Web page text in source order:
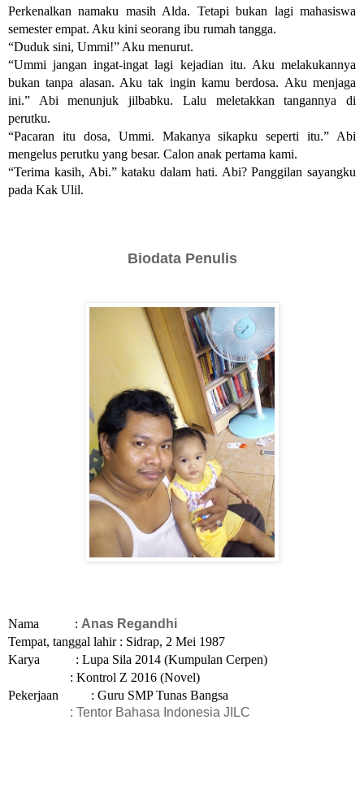
Perkenalkan namaku masih Alda. Tetapi bukan lagi mahasiswa
semester empat. Aku kini seorang ibu rumah tangga.
“Duduk sini, Ummi!” Aku menurut.
“Ummi jangan ingat-ingat lagi kejadian itu. Aku melakukannya
bukan tanpa alasan. Aku tak ingin kamu berdosa. Aku menjaga
ini.” Abi menunjuk jilbabku. Lalu meletakkan tangannya di
perutku.
“Pacaran itu dosa, Ummi. Makanya sikapku seperti itu.” Abi
mengelus perutku yang besar. Calon anak pertama kami.
“Terima kasih, Abi.” kataku dalam hati. Abi? Panggilan sayangku
pada Kak Ulil.
Biodata Penulis
Nama : Anas Regandhi
Tempat, tanggal lahir : Sidrap, 2 Mei 1987
Karya
: Lupa Sila 2014 (Kumpulan Cerpen)
: Kontrol Z 2016 (Novel)
Pekerjaan
: Guru SMP Tunas Bangsa
: Tentor Bahasa Indonesia JILC